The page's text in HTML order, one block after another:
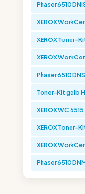
Phaser 6510
XEROX
XEROX Toner-
XEROX
Phaser 6510 DNS
Toner-Kit gelb
XEROX WC 6515
XEROX Toner-
XEROX
Phaser 6510